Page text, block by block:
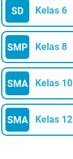
SD Kelas 6
SMP Kelas 8
SMA Kelas 10
SMA Kelas 12